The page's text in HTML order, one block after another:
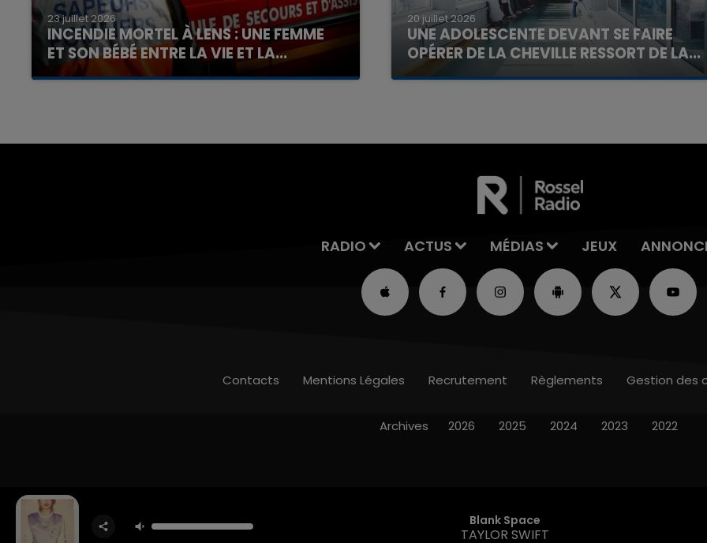
23 juillet 2026
INCENDIE MORTEL À LENS : UNE FEMME
ET SON BÉBÉ ENTRE LA VIE ET LA...
Un homme s'est immolé par le feu après avoir
20 juillet 2026
UNE ADOLESCENTE DEVANT SE FAIRE
OPÉRER DE LA CHEVILLE RESSORT DE LA...
La famille a porté plainte contre la clinique qui a
RADIO ACTUS MÉDIAS JEUX
Blank Space
TAYLOR SWIFT
Contacts Mentions Légales Recrutement Règlements Gestion des
Archives 2026 2025 2024 2023 2022